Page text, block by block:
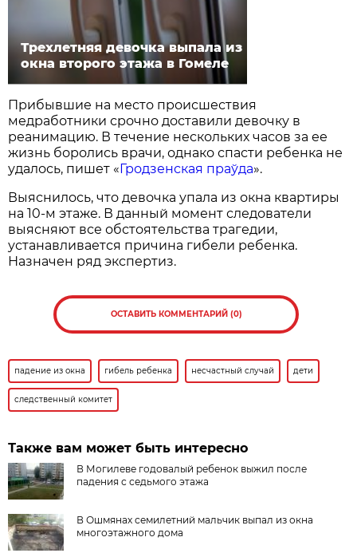
Трехлетняя девочка выпала из
окна второго этажа в Гомеле
Прибывшие на место происшествия
медработники срочно доставили девочку в
реанимацию. В течение нескольких часов за ее
жизнь боролись врачи, однако спасти ребенка не
удалось, пишет «Гродзенская праўда».
Выяснилось, что девочка упала из окна квартиры
на 10-м этаже. В данный момент следователи
выясняют все обстоятельства трагедии,
устанавливается причина гибели ребенка.
Назначен ряд экспертиз.
ОСТАВИТЬ КОММЕНТАРИЙ (0)
падение из окна гибель ребенка несчастный случай дети
следственный комитет
Также вам может быть интересно
В Могилеве годовалый ребенок выжил после
падения с седьмого этажа
В Ошмянах семилетний мальчик выпал из окна
многоэтажного дома